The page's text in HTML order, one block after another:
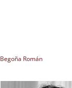
Begoña Román